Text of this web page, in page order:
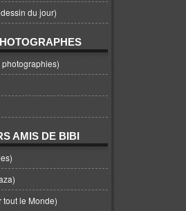
du jour)
photographies)
AMIS DE BIBI
tout le Monde)